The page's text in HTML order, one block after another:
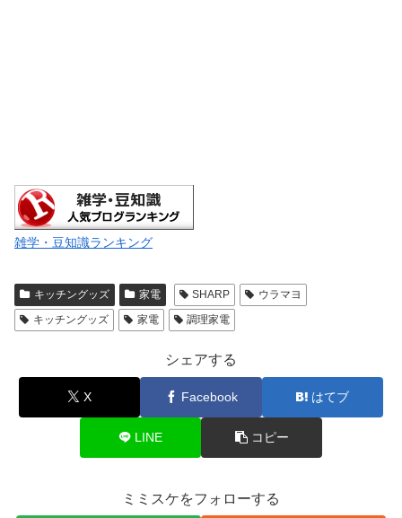
雑学・豆知識ランキング
キッチングッズ 家電 SHARP
ウラマヨ
キッチングッズ
家電 調理家電
シェアする
X Facebook はてブ
LINE コピー
ミミスケをフォローする